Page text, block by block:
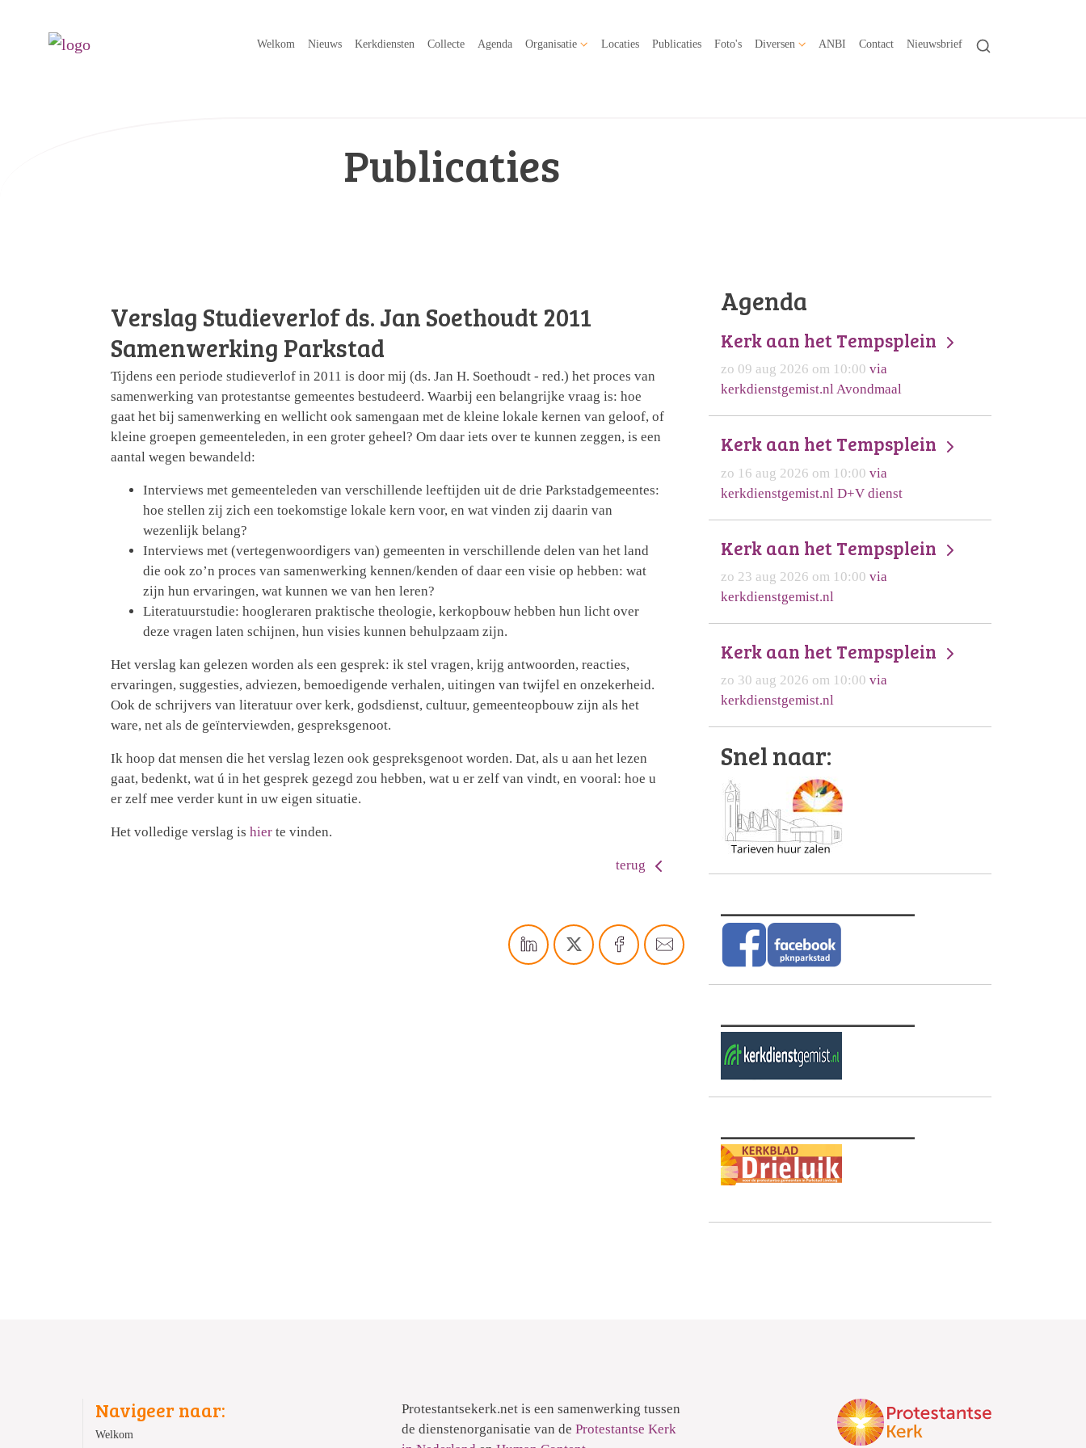
Welkom Nieuws Kerkdiensten Collecte Agenda Organisatie Locaties Publicaties Foto's Diversen ANBI Contact Nieuwsbrief
Publicaties
Verslag Studieverlof ds. Jan Soethoudt 2011
Samenwerking Parkstad
Tijdens een periode studieverlof in 2011 is door mij (ds. Jan H. Soethoudt - red.) het proces van
samenwerking van protestantse gemeentes bestudeerd. Waarbij een belangrijke vraag is: hoe
gaat het bij samenwerking en wellicht ook samengaan met de kleine lokale kernen van geloof, of
kleine groepen gemeenteleden, in een groter geheel? Om daar iets over te kunnen zeggen, is een
aantal wegen bewandeld:
Interviews met gemeenteleden van verschillende leeftijden uit de drie Parkstadgemeentes:
hoe stellen zij zich een toekomstige lokale kern voor, en wat vinden zij daarin van
wezenlijk belang?
Interviews met (vertegenwoordigers van) gemeenten in verschillende delen van het land
die ook zo’n proces van samenwerking kennen/kenden of daar een visie op hebben: wat
zijn hun ervaringen, wat kunnen we van hen leren?
Literatuurstudie: hoogleraren praktische theologie, kerkopbouw hebben hun licht over
deze vragen laten schijnen, hun visies kunnen behulpzaam zijn.
Het verslag kan gelezen worden als een gesprek: ik stel vragen, krijg antwoorden, reacties,
ervaringen, suggesties, adviezen, bemoedigende verhalen, uitingen van twijfel en onzekerheid.
Ook de schrijvers van literatuur over kerk, godsdienst, cultuur, gemeenteopbouw zijn als het
ware, net als de geïnterviewden, gespreksgenoot.
Ik hoop dat mensen die het verslag lezen ook gespreksgenoot worden. Dat, als u aan het lezen
gaat, bedenkt, wat ú in het gesprek gezegd zou hebben, wat u er zelf van vindt, en vooral: hoe u
er zelf mee verder kunt in uw eigen situatie.
Het volledige verslag is hier te vinden.
terug
Agenda
Kerk aan het Tempsplein
zo 09 aug 2026 om 10:00 via
kerkdienstgemist.nl Avondmaal
Kerk aan het Tempsplein
zo 16 aug 2026 om 10:00 via
kerkdienstgemist.nl D+V dienst
Kerk aan het Tempsplein
zo 23 aug 2026 om 10:00 via
kerkdienstgemist.nl
Kerk aan het Tempsplein
zo 30 aug 2026 om 10:00 via
kerkdienstgemist.nl
Snel naar:
Navigeer naar:
Welkom
Protestantsekerk.net is een samenwerking tussen
de dienstenorganisatie van de Protestantse Kerk